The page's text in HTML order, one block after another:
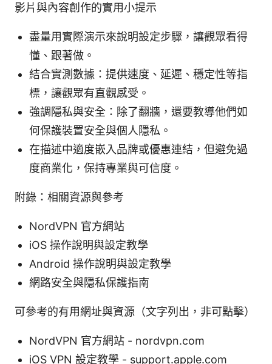
影片與內容創作的實用小提示
盡量用實際演示來說明設定步驟，讓觀眾看得
懂、跟著做。
結合實測數據：提供速度、延遲、穩定性等指
標，讓觀眾有直觀感受。
強調隱私與安全：除了翻牆，還要教導他們如
何保護裝置安全與個人隱私。
在描述中適度嵌入品牌或優惠連結，但避免過
度商業化，保持專業與可信度。
附錄：相關資源與參考
NordVPN 官方網站
iOS 操作說明與設定教學
Android 操作說明與設定教學
網路安全與隱私保護指南
可參考的有用網址與資源（文字列出，非可點擊）
NordVPN 官方網站 - nordvpn.com
iOS VPN 設定教學 - support.apple.com